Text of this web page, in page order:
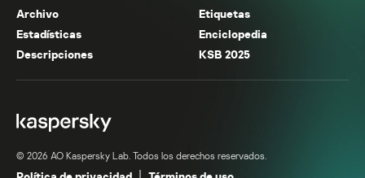
Archivo
Etiquetas
Estadísticas
Enciclopedia
Descripciones
KSB 2025
© 2026 AO Kaspersky Lab. Todos los derechos reservados.